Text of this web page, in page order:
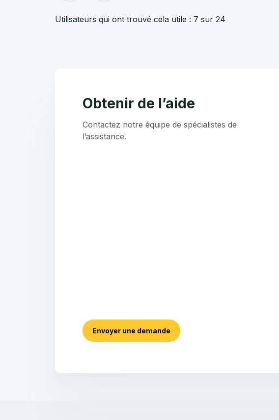
Utilisateurs qui ont trouvé cela utile : 7 sur 24
Obtenir de l’aide
Contactez notre équipe de spécialistes de
l’assistance.
Envoyer une demande